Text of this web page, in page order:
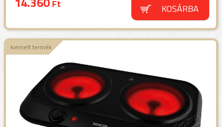
Ft KOSÁRBA
kiemelt termék